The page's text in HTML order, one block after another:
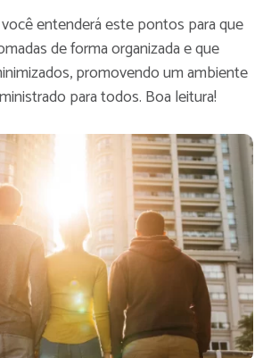
entenderá este pontos para que
de forma organizada e que
promovendo um ambiente
para todos. Boa leitura!